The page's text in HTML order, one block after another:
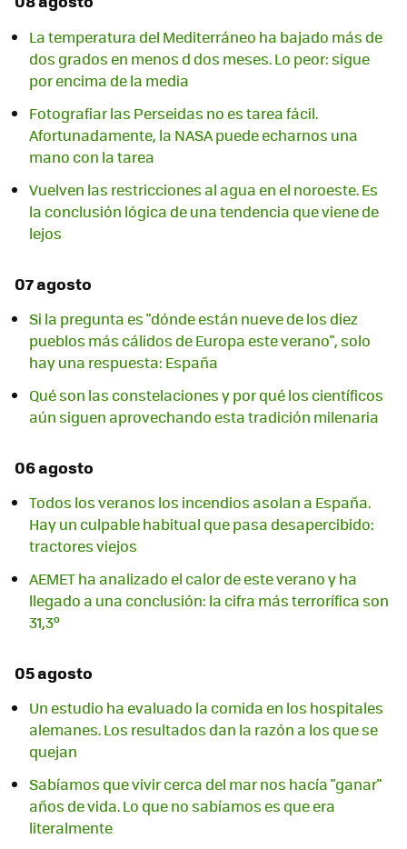
La temperatura del Mediterráneo ha bajado más de
dos grados en menos d dos meses. Lo peor: sigue
por encima de la media
Fotografiar las Perseidas no es tarea fácil.
Afortunadamente, la NASA puede echarnos una
mano con la tarea
Vuelven las restricciones al agua en el noroeste. Es
la conclusión lógica de una tendencia que viene de
lejos
07 agosto
Si la pregunta es "dónde están nueve de los diez
pueblos más cálidos de Europa este verano", solo
hay una respuesta: España
Qué son las constelaciones y por qué los científicos
aún siguen aprovechando esta tradición milenaria
06 agosto
Todos los veranos los incendios asolan a España.
Hay un culpable habitual que pasa desapercibido:
tractores viejos
AEMET ha analizado el calor de este verano y ha
llegado a una conclusión: la cifra más terrorífica son
31,3º
05 agosto
Un estudio ha evaluado la comida en los hospitales
alemanes. Los resultados dan la razón a los que se
quejan
Sabíamos que vivir cerca del mar nos hacía "ganar"
años de vida. Lo que no sabíamos es que era
literalmente